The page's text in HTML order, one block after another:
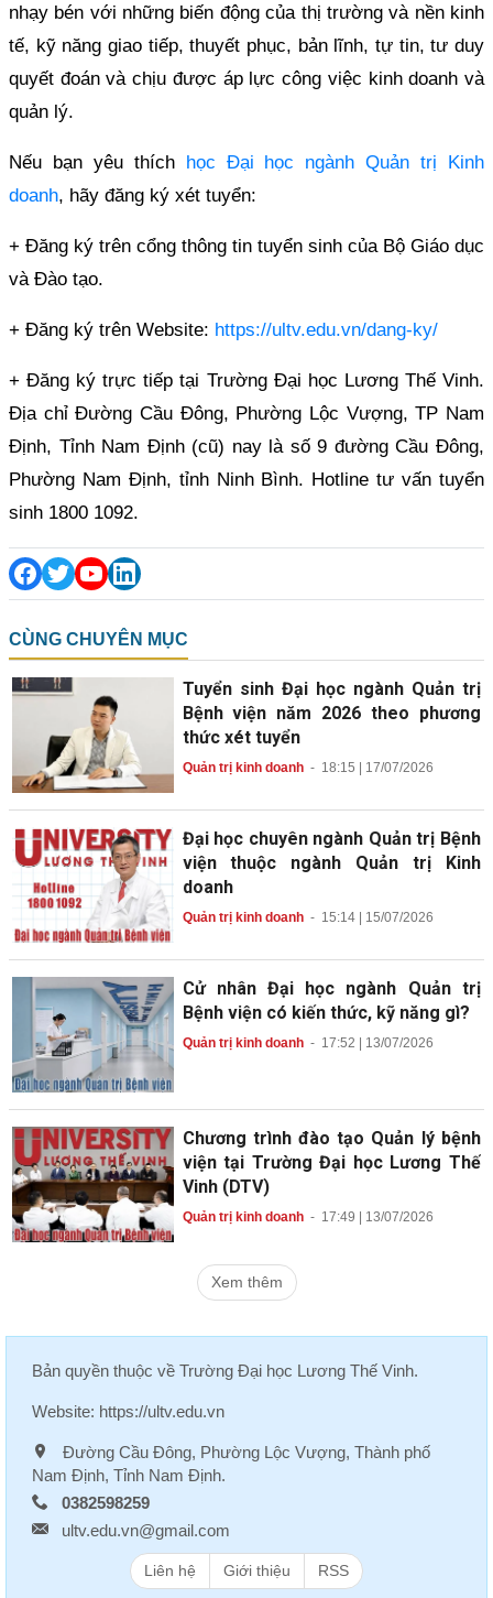
nhạy bén với những biến động của thị trường và nền kinh
tế, kỹ năng giao tiếp, thuyết phục, bản lĩnh, tự tin, tư duy
quyết đoán và chịu được áp lực công việc kinh doanh và
quản lý.
Nếu bạn yêu thích học Đại học ngành Quản trị Kinh
doanh, hãy đăng ký xét tuyển:
+ Đăng ký trên cổng thông tin tuyển sinh của Bộ Giáo dục
và Đào tạo.
+ Đăng ký trên Website: https://ultv.edu.vn/dang-ky/
+ Đăng ký trực tiếp tại Trường Đại học Lương Thế Vinh.
Địa chỉ Đường Cầu Đông, Phường Lộc Vượng, TP Nam
Định, Tỉnh Nam Định (cũ) nay là số 9 đường Cầu Đông,
Phường Nam Định, tỉnh Ninh Bình. Hotline tư vấn tuyển
sinh 1800 1092.
CÙNG CHUYÊN MỤC
Tuyển sinh Đại học ngành Quản trị
Bệnh viện năm 2026 theo phương
thức xét tuyển
Quản trị kinh doanh- 18:15 | 17/07/2026
Đại học chuyên ngành Quản trị Bệnh
viện thuộc ngành Quản trị Kinh
doanh
Quản trị kinh doanh- 15:14 | 15/07/2026
Cử nhân Đại học ngành Quản trị
Bệnh viện có kiến thức, kỹ năng gì?
Quản trị kinh doanh- 17:52 | 13/07/2026
Chương trình đào tạo Quản lý bệnh
viện tại Trường Đại học Lương Thế
Vinh (DTV)
Quản trị kinh doanh- 17:49 | 13/07/2026
Xem thêm
Bản quyền thuộc về Trường Đại học Lương Thế Vinh.
Website: https://ultv.edu.vn
Đường Cầu Đông, Phường Lộc Vượng, Thành phố
Nam Định, Tỉnh Nam Định.
0382598259
ultv.edu.vn@gmail.com
Liên hệ Giới thiệu RSS